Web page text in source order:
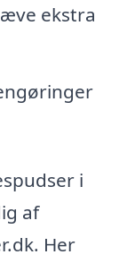
ekstra
i
af
Her